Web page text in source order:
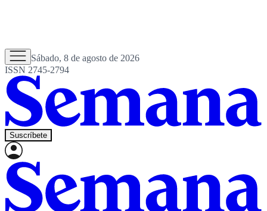
Sábado, 8 de agosto de 2026
ISSN 2745-2794
Suscríbete